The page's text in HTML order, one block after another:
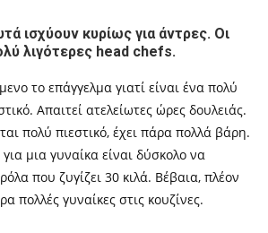
ισχύουν κυρίως για άντρες. Οι
λιγότερες head chefs.
το επάγγελμα γιατί είναι ένα πολύ
Απαιτεί ατελείωτες ώρες δουλειάς.
πολύ πιεστικό, έχει πάρα πολλά βάρη.
μια γυναίκα είναι δύσκολο να
που ζυγίζει 30 κιλά. Βέβαια, πλέον
πολλές γυναίκες στις κουζίνες.